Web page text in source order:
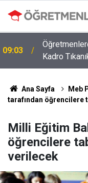
09:03
Kadro
Ana Sayfa Meb
tarafından öğrencilere
Milli Eğitim
öğrencilere
verilecek